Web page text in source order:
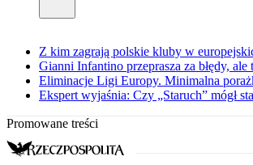
Z kim zagrają polskie kluby w
Gianni Infantino przeprasza za błędy,
Eliminacje Ligi Europy. Minimalna
Ekspert wyjaśnia: Czy „Staruch” mógł
Promowane treści